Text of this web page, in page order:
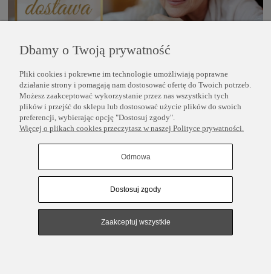
POMOC
INFORMACJE
Pokaż pełną wersję strony
Sklep internetowy Shoper.pl
Dbamy o Twoją prywatność
Pliki cookies i pokrewne im technologie umożliwiają poprawne
działanie strony i pomagają nam dostosować ofertę do Twoich potrzeb.
Możesz zaakceptować wykorzystanie przez nas wszystkich tych
plików i przejść do sklepu lub dostosować użycie plików do swoich
preferencji, wybierając opcję "Dostosuj zgody".
Więcej o plikach cookies przeczytasz w naszej Polityce prywatności.
Odmowa
Dostosuj zgody
Zaakceptuj wszystkie